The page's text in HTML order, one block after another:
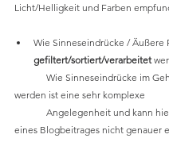
Licht/Helligkeit und Farben
Wie Sinneseindrücke / Äußere
gefiltert/sortiert/verarbeitet
werden ist eine sehr komplexe
eines Blogbeitrages nicht genauer